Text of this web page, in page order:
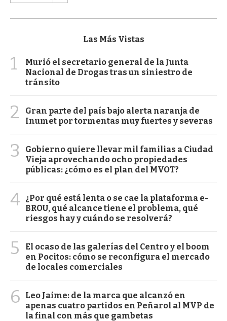
Las Más Vistas
1
Murió el secretario general de la Junta
Nacional de Drogas tras un siniestro de
tránsito
2
Gran parte del país bajo alerta naranja de
Inumet por tormentas muy fuertes y severas
3
Gobierno quiere llevar mil familias a Ciudad
Vieja aprovechando ocho propiedades
públicas: ¿cómo es el plan del MVOT?
4 ¿Por qué está lenta o se cae la plataforma e-
BROU, qué alcance tiene el problema, qué
riesgos hay y cuándo se resolverá?
5
El ocaso de las galerías del Centro y el boom
en Pocitos: cómo se reconfigura el mercado
de locales comerciales
6
Leo Jaime: de la marca que alcanzó en
apenas cuatro partidos en Peñarol al MVP de
la final con más que gambetas